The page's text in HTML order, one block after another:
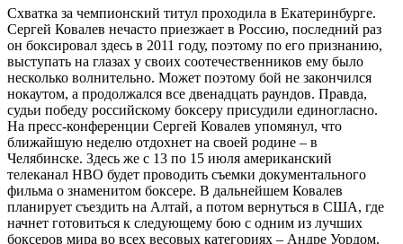
Схватка за чемпионский титул проходила в Екатеринбурге.
Сергей Ковалев нечасто приезжает в Россию, последний раз
он боксировал здесь в 2011 году, поэтому по его признанию,
выступать на глазах у своих соотечественников ему было
несколько волнительно. Может поэтому бой не закончился
нокаутом, а продолжался все двенадцать раундов. Правда,
судьи победу российскому боксеру присудили единогласно.
На пресс-конференции Сергей Ковалев упомянул, что
ближайшую неделю отдохнет на своей родине – в
Челябинске. Здесь же с 13 по 15 июля американский
телеканал HBO будет проводить съемки документального
фильма о знаменитом боксере. В дальнейшем Ковалев
планирует съездить на Алтай, а потом вернуться в США, где
начнет готовиться к следующему бою с одним из лучших
боксеров мира во всех весовых категориях – Андре Уордом.